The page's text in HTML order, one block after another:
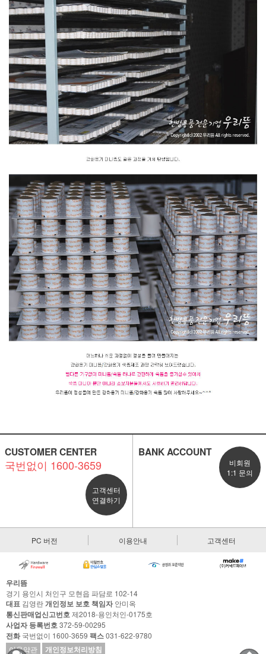
CUSTOMER CENTER
국번없이 1600-3659
고객센터
연결하기
BANK ACCOUNT
비회원
1:1 문의
PC 버전 이용안내 고객센터
우리뜸
경기 용인시 처인구 모현읍 파담로 102-14
대표 김영란개인정보 보호 책임자안미옥
통신판매업신고번호제2018-용인처인-0175호
사업자 등록번호372-59-00295
전화국번없이 1600-3659 팩스031-622-9780
이용약관
개인정보처리방침